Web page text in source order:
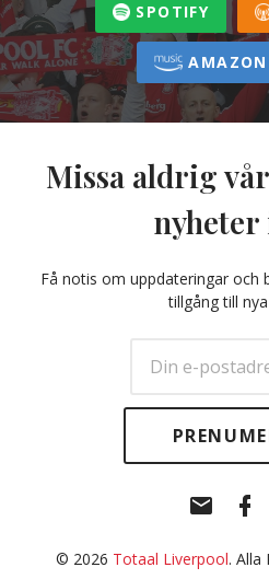
SPOTIFY
Missa aldrig
nyheter
Få notis om uppdateringar och
tillgång till
post
© 2026 Totaal Liverpool. Alla